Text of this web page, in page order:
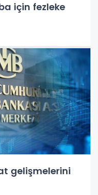
için fezleke
gelişmelerini